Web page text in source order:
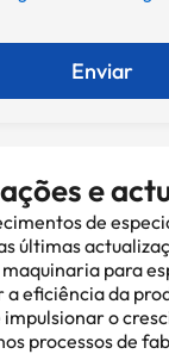
Enviar
e
de
últimas
para
a eficiência da
impulsionar o
processos de